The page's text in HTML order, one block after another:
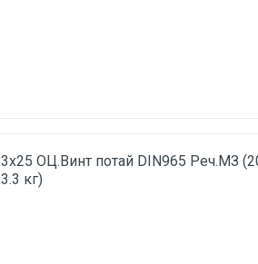
3х25 ОЦ.Винт потай DIN965 Реч.МЗ
3.3 кг)